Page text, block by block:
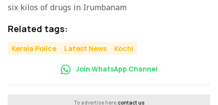
six kilos of drugs in Irumbanam
Related tags:
Kerala Police Latest News Kochi
Join WhatsApp Channel
To advertise here,contact us